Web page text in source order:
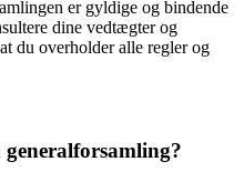
er gyldige og bindende
dine vedtægter og
du overholder alle regler og